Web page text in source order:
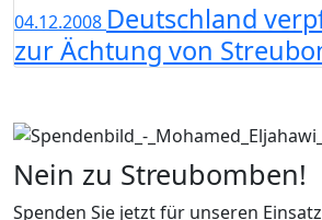
04.12.2008 Deutschland
zur Ächtung von
Nein zu Streubomben!
Spenden Sie jetzt für unseren